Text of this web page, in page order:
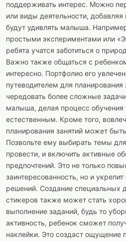
поддерживать интерес. Можно
или виды деятельности,
будут удивлять малыша.
простыми экспериментами или
ребята учатся заботиться о
Важно также общаться с
интересно. Портфолио его
путеводителем для
чередовать более сложные
малыша, делая процесс обучения
естественным. Кроме того,
планирования занятий может
Позвольте ему выбирать темы
провести, и включить активные
предпочтений. Это не только
заинтересованность, но и
решений. Создание специальных
стикеров также может стать
выполнение заданий, будь то
активность, ребенок сможет
наклейки. Это создаст ощущение